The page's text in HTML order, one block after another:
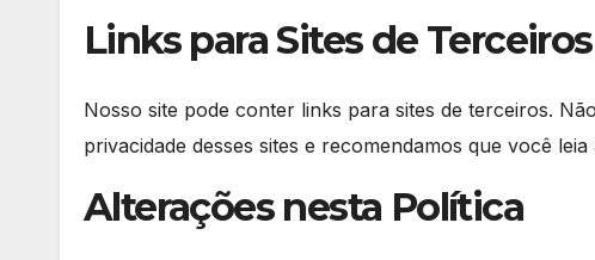
Links para Sites de Terceiros
Nosso site pode conter links para sites de terceiros.
privacidade desses sites e recomendamos que você
Alterações nesta Política